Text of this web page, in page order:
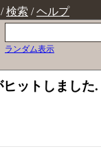
/検索 /ヘルプ
ランダム表示
ットしました.